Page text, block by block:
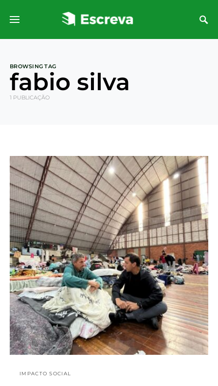
BROWSING TAG
fabio silva
1 PUBLICAÇÃO
IMPACTO SOCIAL